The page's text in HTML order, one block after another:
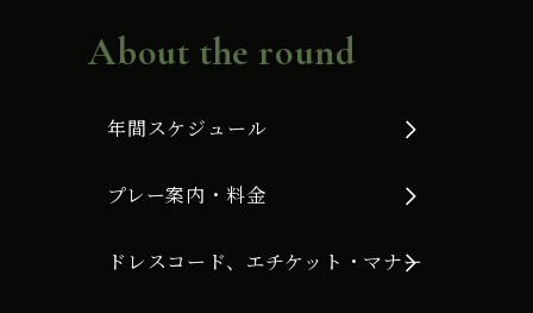
About the round
年間スケジュール
プレー案内・料金
ドレスコード、エチケット・マナー